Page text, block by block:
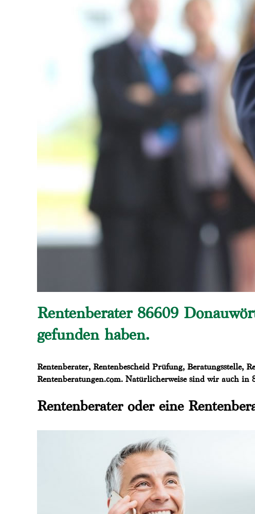
Rentenberater 86609
gefunden haben.
Rentenberater, Rentenbescheid Prüfung, Beratungsstelle,
Rentenberatungen.com. Natürlicherweise sind wir auch in
Rentenberater oder eine